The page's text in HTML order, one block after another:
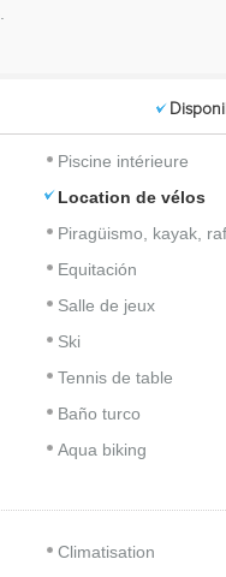
Piscine intérieure
Location de vélos
Piragüismo, kayak,
Equitación
Salle de jeux
Ski
Tennis de table
Baño turco
Aqua biking
Climatisation